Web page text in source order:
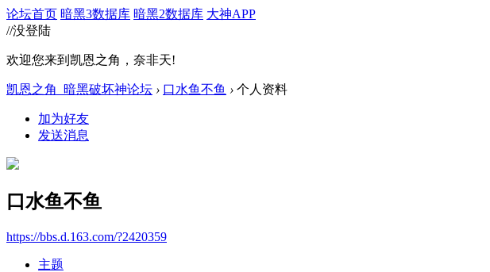
论坛首页 暗黑3数据库 暗黑2数据库 大神APP
//没登陆
欢迎您来到凯恩之角，奈非天!
凯恩之角_暗黑破坏神论坛 › 口水鱼不鱼 › 个人资料
加为好友
发送消息
口水鱼不鱼
https://bbs.d.163.com/?2420359
主题